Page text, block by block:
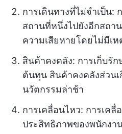
การเดินทางที่ไม่จำเป็น:
สถานที่หนึ่งไปยังอีกสถา
ความเสียหายโดยไม่มีเห
สินค้าคงคลัง: การเก็บรั
ต้นทุน สินค้าคงคลังส่วน
นวัตกรรมล่าช้า
การเคลื่อนไหว: การเค
ประสิทธิภาพของพนักงา